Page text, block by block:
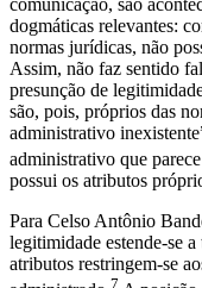
comunicação, são
dogmáticas relevantes:
normas jurídicas, não
Assim, não faz sentido
presunção de
são, pois, próprios das
administrativo
administrativo que
possui os atributos
Para Celso Antônio
legitimidade estende-se
atributos restringem-se
7